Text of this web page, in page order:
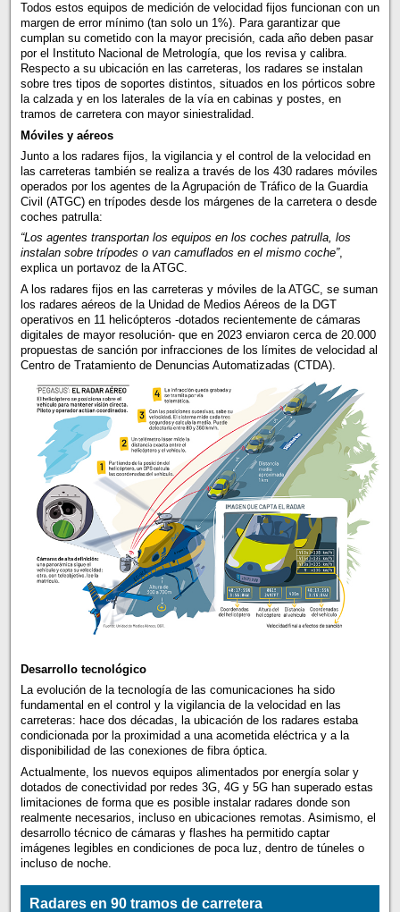
Todos estos equipos de medición de velocidad fijos funcionan con un
margen de error mínimo (tan solo un 1%). Para garantizar que
cumplan su cometido con la mayor precisión, cada año deben pasar
por el Instituto Nacional de Metrología, que los revisa y calibra.
Respecto a su ubicación en las carreteras, los radares se instalan
sobre tres tipos de soportes distintos, situados en los pórticos sobre
la calzada y en los laterales de la vía en cabinas y postes, en
tramos de carretera con mayor siniestralidad.
Móviles y aéreos
Junto a los radares fijos, la vigilancia y el control de la velocidad en
las carreteras también se realiza a través de los 430 radares móviles
operados por los agentes de la Agrupación de Tráfico de la Guardia
Civil (ATGC) en trípodes desde los márgenes de la carretera o desde
coches patrulla:
“Los agentes transportan los equipos en los coches patrulla, los
instalan sobre trípodes o van camuflados en el mismo coche”,
explica un portavoz de la ATGC.
A los radares fijos en las carreteras y móviles de la ATGC, se suman
los radares aéreos de la Unidad de Medios Aéreos de la DGT
operativos en 11 helicópteros -dotados recientemente de cámaras
digitales de mayor resolución- que en 2023 enviaron cerca de 20.000
propuestas de sanción por infracciones de los límites de velocidad al
Centro de Tratamiento de Denuncias Automatizadas (CTDA).
Desarrollo tecnológico
La evolución de la tecnología de las comunicaciones ha sido
fundamental en el control y la vigilancia de la velocidad en las
carreteras: hace dos décadas, la ubicación de los radares estaba
condicionada por la proximidad a una acometida eléctrica y a la
disponibilidad de las conexiones de fibra óptica.
Actualmente, los nuevos equipos alimentados por energía solar y
dotados de conectividad por redes 3G, 4G y 5G han superado estas
limitaciones de forma que es posible instalar radares donde son
realmente necesarios, incluso en ubicaciones remotas. Asimismo, el
desarrollo técnico de cámaras y flashes ha permitido captar
imágenes legibles en condiciones de poca luz, dentro de túneles o
incluso de noche.
Radares en 90 tramos de carretera